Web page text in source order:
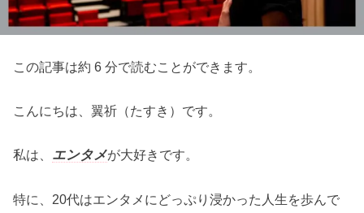
この記事は約 6 分で読むことができます。
こんにちは、翼祈（たすき）です。
私は、 エンタメが大好きです。
特に、20代はエンタメにどっぷり浸かった人生を歩んで